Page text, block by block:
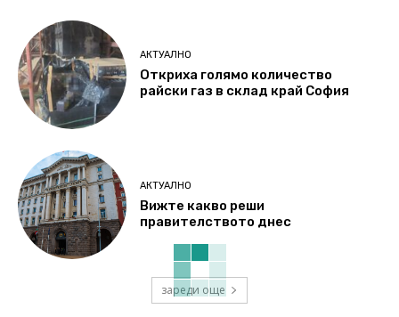
АКТУАЛНО
Откриха голямо количество
райски газ в склад край София
АКТУАЛНО
Вижте какво реши
правителството днес
зареди още